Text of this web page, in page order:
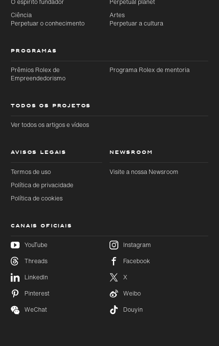
Ir
diretamente
para o
conteúdo
principal
diretamente
rodapé
Ciência
Perpetuar o conhecimento
Artes
Perpetuar a cultura
PROGRAMAS
Prêmios Rolex de
Empreendedorismo
Programa Rolex de mentoria
TODOS OS PROJETOS
Ver todos os artigos e vídeos
AVISOS LEGAIS
Termos de uso
Política de privacidade
Política de cookies
NEWSROOM
Visite a nossa Newsroom
CANAIS OFICIAIS
YouTube
Instagram
Threads
Facebook
LinkedIn
X
Pinterest
Weibo
WeChat
Douyin